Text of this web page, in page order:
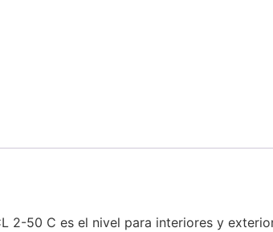
2-50 C es el nivel para interiores y